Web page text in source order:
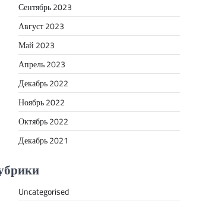
Сентябрь 2023
Август 2023
Май 2023
Апрель 2023
Декабрь 2022
Ноябрь 2022
Октябрь 2022
Декабрь 2021
Uncategorised